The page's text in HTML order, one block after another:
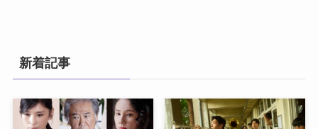
新着記事